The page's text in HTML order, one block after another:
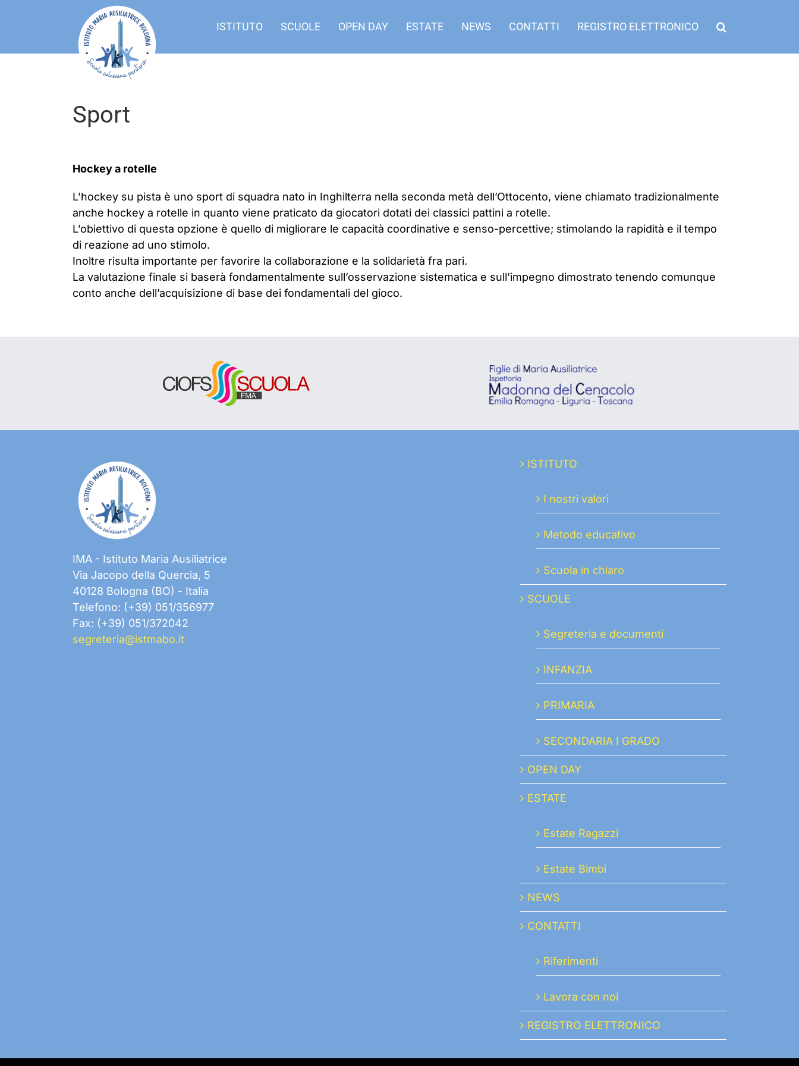
ISTITUTO SCUOLE OPEN DAY ESTATE NEWS CONTATTI REGISTRO ELETTRONICO
Sport
Hockey a rotelle
L’hockey su pista è uno sport di squadra nato in Inghilterra nella seconda metà dell’Ottocento, viene chiamato tradizionalmente
anche hockey a rotelle in quanto viene praticato da giocatori dotati dei classici pattini a rotelle.
L’obiettivo di questa opzione è quello di migliorare le capacità coordinative e senso-percettive; stimolando la rapidità e il tempo
di reazione ad uno stimolo.
Inoltre risulta importante per favorire la collaborazione e la solidarietà fra pari.
La valutazione finale si baserà fondamentalmente sull’osservazione sistematica e sull’impegno dimostrato tenendo comunque
conto anche dell’acquisizione di base dei fondamentali del gioco.
IMA - Istituto Maria Ausiliatrice
Via Jacopo della Quercia, 5
40128 Bologna (BO) - Italia
Telefono: (+39) 051/356977
Fax: (+39) 051/372042
segreteria@istmabo.it
ISTITUTO
I nostri valori
Metodo educativo
Scuola in chiaro
SCUOLE
Segreteria e documenti
INFANZIA
PRIMARIA
SECONDARIA I GRADO
OPEN DAY
ESTATE
Estate Ragazzi
Estate Bimbi
NEWS
CONTATTI
Riferimenti
Lavora con noi
REGISTRO ELETTRONICO